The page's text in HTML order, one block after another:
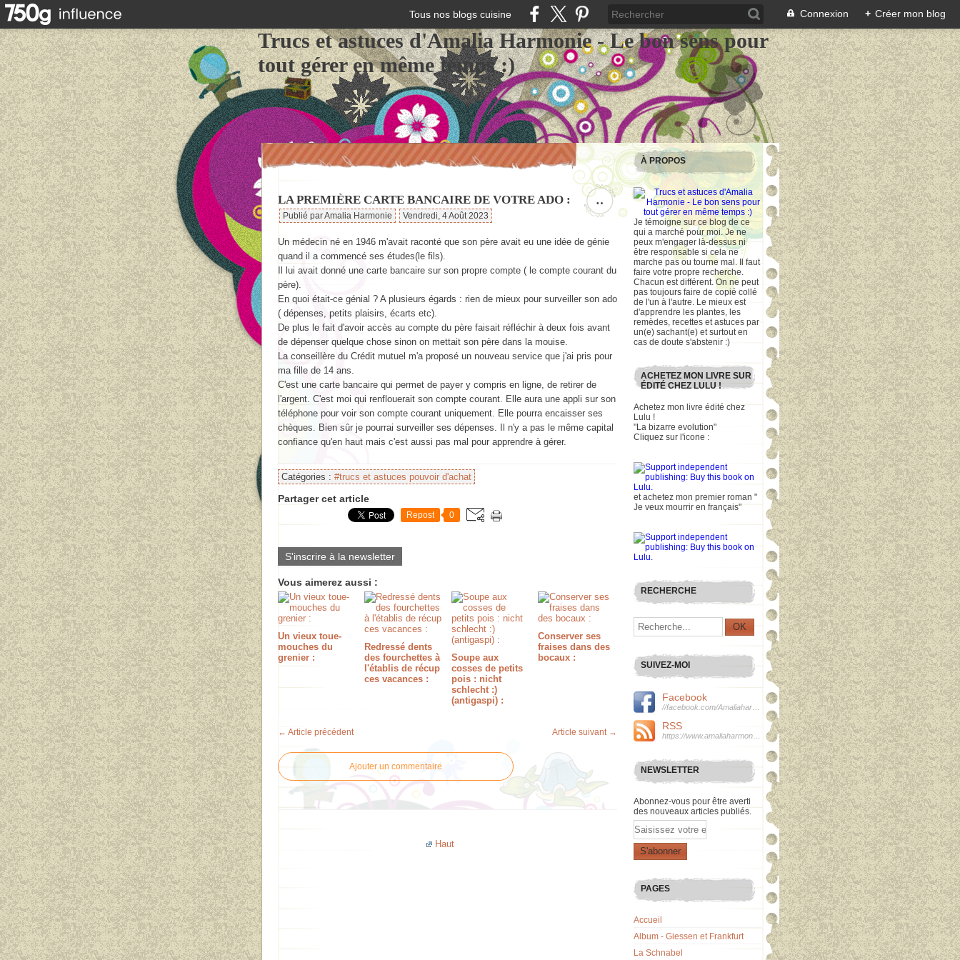
Tous nos blogs cuisine Connexion + Créer mon blog
Trucs et astuces d'Amalia Harmonie - Le bon sens pour
tout gérer en même temps :)
…
LA PREMIÈRE CARTE BANCAIRE DE VOTRE ADO :
Publié par Amalia Harmonie Vendredi, 4 Août 2023
Un médecin né en 1946 m'avait raconté que son père avait eu une idée de génie
quand il a commencé ses études(le fils).
Il lui avait donné une carte bancaire sur son propre compte ( le compte courant du
père).
En quoi était-ce génial ? A plusieurs égards : rien de mieux pour surveiller son ado
( dépenses, petits plaisirs, écarts etc).
De plus le fait d'avoir accès au compte du père faisait réfléchir à deux fois avant
de dépenser quelque chose sinon on mettait son père dans la mouise.
La conseillère du Crédit mutuel m'a proposé un nouveau service que j'ai pris pour
ma fille de 14 ans.
C'est une carte bancaire qui permet de payer y compris en ligne, de retirer de
l'argent. C'est moi qui renflouerait son compte courant. Elle aura une appli sur son
téléphone pour voir son compte courant uniquement. Elle pourra encaisser ses
chèques. Bien sûr je pourrai surveiller ses dépenses. Il n'y a pas le même capital
confiance qu'en haut mais c'est aussi pas mal pour apprendre à gérer.
Catégories : #trucs et astuces pouvoir d'achat
Partager cet article
Repost 0
S'inscrire à la newsletter
Vous aimerez aussi :
Un vieux toue-
mouches du
grenier :
Redressé dents
des fourchettes à
l'établis de récup
ces vacances :
Soupe aux
cosses de petits
pois : nicht
schlecht :)
(antigaspi) :
Conserver ses
fraises dans des
bocaux :
← Article précédent Article suivant →
Ajouter un commentaire
Haut
À PROPOS
Je témoigne sur ce blog de ce
qui a marché pour moi. Je ne
peux m'engager là-dessus ni
être responsable si cela ne
marche pas ou tourne mal. Il faut
faire votre propre recherche.
Chacun est différent. On ne peut
pas toujours faire de copié collé
de l'un à l'autre. Le mieux est
d'apprendre les plantes, les
remèdes, recettes et astuces par
un(e) sachant(e) et surtout en
cas de doute s'abstenir :)
ACHETEZ MON LIVRE SUR
ÉDITÉ CHEZ LULU !
Achetez mon livre édité chez
Lulu !
"La bizarre evolution"
Cliquez sur l'icone :
et achetez mon premier roman "
Je veux mourrir en français"
RECHERCHE
SUIVEZ-MOI
Facebook
RSS
NEWSLETTER
Abonnez-vous pour être averti
des nouveaux articles publiés.
Email
PAGES
Accueil
Album - Giessen et Frankfurt
La Schnabel